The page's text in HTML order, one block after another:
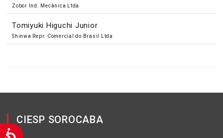
Zobor Ind. Mecânica Ltda
Tomiyuki Higuchi Junior
Shinwa Repr. Comercial do Brasil Ltda
CIESP SOROCABA